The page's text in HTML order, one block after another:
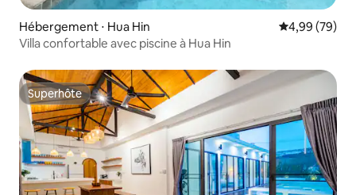
Hébergement ⋅ Hua Hin Évaluation
4,99 (79)
Villa confortable avec piscine à Hua Hin
Superhôte
Superhôte